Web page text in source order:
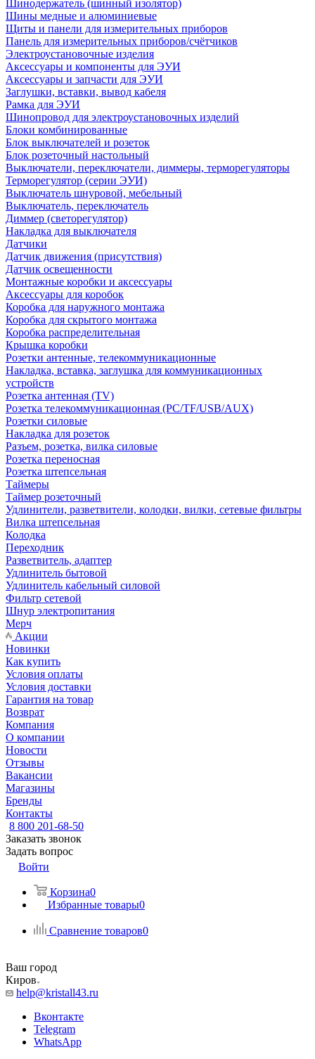
Шинодержатель (шинный изолятор)
Шины медные и алюминиевые
Щиты и панели для измерительных приборов
Панель для измерительных приборов/счётчиков
Электроустановочные изделия
Аксессуары и компоненты для ЭУИ
Аксессуары и запчасти для ЭУИ
Заглушки, вставки, вывод кабеля
Рамка для ЭУИ
Шинопровод для электроустановочных изделий
Блоки комбинированные
Блок выключателей и розеток
Блок розеточный настольный
Выключатели, переключатели, диммеры, терморегуляторы
Терморегулятор (серии ЭУИ)
Выключатель шнуровой, мебельный
Выключатель, переключатель
Диммер (светорегулятор)
Накладка для выключателя
Датчики
Датчик движения (присутствия)
Датчик освещенности
Монтажные коробки и аксессуары
Аксессуары для коробок
Коробка для наружного монтажа
Коробка для скрытого монтажа
Коробка распределительная
Крышка коробки
Розетки антенные, телекоммуникационные
Накладка, вставка, заглушка для коммуникационных
устройств
Розетка антенная (TV)
Розетка телекоммуникационная (PC/TF/USB/AUX)
Розетки силовые
Накладка для розеток
Разъем, розетка, вилка силовые
Розетка переносная
Розетка штепсельная
Таймеры
Таймер розеточный
Удлинители, разветвители, колодки, вилки, сетевые фильтры
Вилка штепсельная
Колодка
Переходник
Разветвитель, адаптер
Удлинитель бытовой
Удлинитель кабельный силовой
Фильтр сетевой
Шнур электропитания
Мерч
Акции
Новинки
Как купить
Условия оплаты
Условия доставки
Гарантия на товар
Возврат
Компания
О компании
Новости
Отзывы
Вакансии
Магазины
Бренды
Контакты
8 800 201-68-50
Заказать звонок
Задать вопрос
Войти
Корзина0
Избранные товары0
Сравнение товаров0
Ваш город
Киров
help@kristall43.ru
Вконтакте
Telegram
WhatsApp